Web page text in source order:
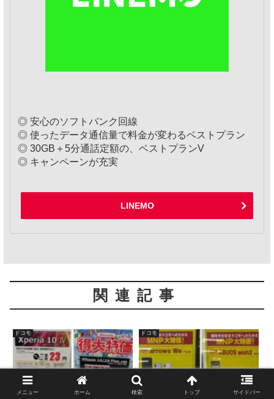
◎ 安心のソフトバンク回線
◎ 使ったデータ通信量で料金が変わるベストプラン
◎ 30GB＋5分通話定額の、ベストプランV
◎ キャンペーンが充実
LINEMO
関連記事
ドコモ ドコモ
メニュー ホーム 検索 トップ サイドバー